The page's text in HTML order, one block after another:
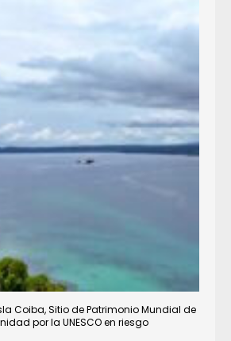
Coiba, Sitio de Patrimonio Mundial de
por la UNESCO en riesgo